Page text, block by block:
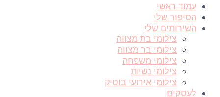
עמוד ראשי
הסיפור שלי
השירותים שלי
צילומי בת מצווה
צילומי בר מצווה
צילומי משפחה
צילומי נשיות
צילומי אירועי בוטיק
לעסקים